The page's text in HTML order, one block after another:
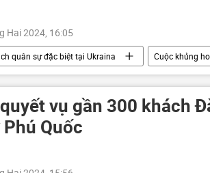
Hai 2024, 16:05
quân sự đặc biệt tại Ukraina Cuộc khủng
xung đột quân sự Liên Hợp Quốc
vụ gần 300 khách
Quốc